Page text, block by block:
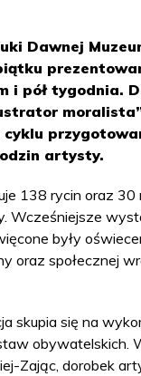
Dawnej
i pół tygodnia.
cyklu
artysty.
138 rycin oraz 30
Wcześniejsze
były
oraz społecznej
skupia się na
obywatelskich.
Zając, dorobek